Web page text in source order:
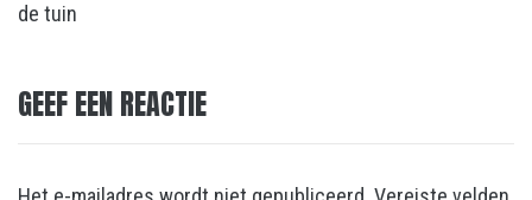
de tuin
GEEF EEN REACTIE